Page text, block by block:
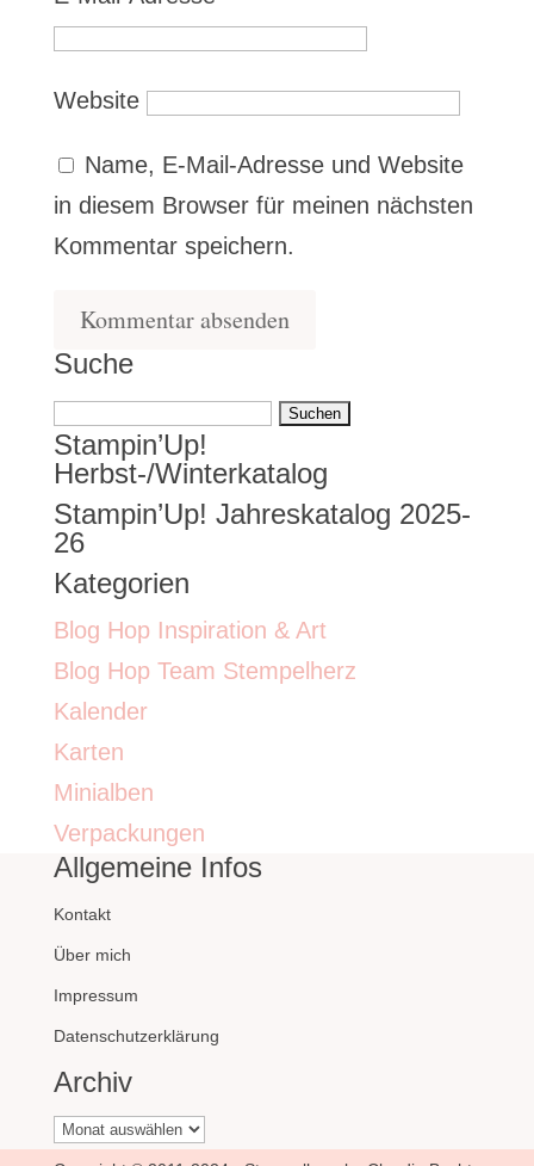
Website
Name, E-Mail-Adresse und Website
in diesem Browser für meinen nächsten
Kommentar speichern.
Suche
Suchen
nach:
Stampin’Up!
Herbst-/Winterkatalog
Stampin’Up! Jahreskatalog 2025-
26
Kategorien
Blog Hop Inspiration & Art
Blog Hop Team Stempelherz
Kalender
Karten
Minialben
Verpackungen
Allgemeine Infos
Kontakt
Über mich
Impressum
Datenschutzerklärung
Archiv
Archiv